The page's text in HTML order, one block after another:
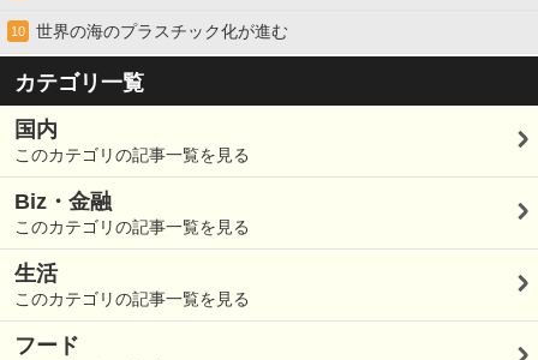
10 世界の海のプラスチック化が進む
カテゴリ一覧
国内
このカテゴリの記事一覧を見る
Biz・金融
このカテゴリの記事一覧を見る
生活
このカテゴリの記事一覧を見る
フード